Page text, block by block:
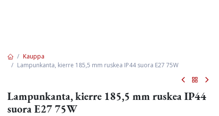
Kauppa
Lampunkanta, kierre 185,5 mm ruskea IP44 suora E27 75W
Lampunkanta, kierre 185,5 mm ruskea IP44
suora E27 75W